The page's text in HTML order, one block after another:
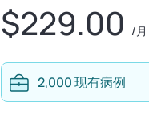
$229.00 /月
2,000 现有病例